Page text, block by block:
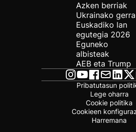
Azken berriak
Ukrainako gerra
Euskadiko lan
egutegia 2026
Eguneko
albisteak
AEB eta Trump
Pribatutasun
Lege oharra
Cookie politika
Cookieen
Harremana